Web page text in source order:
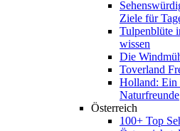
Ziele für
Tulpenblüte
wissen
Die
Toverland
Holland: Ein
Naturfreunde
Österreich
100+ Top